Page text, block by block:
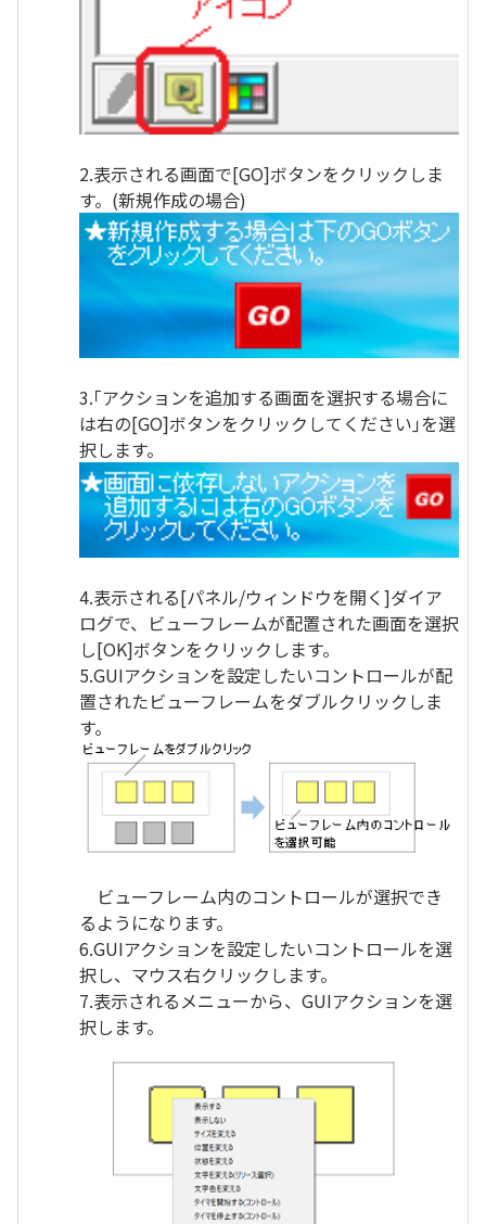
2.表示される画面で[GO]ボタンをクリックしま
す。(新規作成の場合)
3.｢アクションを追加する画面を選択する場合に
は右の[GO]ボタンをクリックしてください｣を選
択します。
4.表示される[パネル/ウィンドウを開く]ダイア
ログで、ビューフレームが配置された画面を選択
し[OK]ボタンをクリックします。
5.GUIアクションを設定したいコントロールが配
置されたビューフレームをダブルクリックしま
す。
ビューフレーム内のコントロールが選択でき
るようになります。
6.GUIアクションを設定したいコントロールを選
択し、マウス右クリックします。
7.表示されるメニューから、GUIアクションを選
択します。